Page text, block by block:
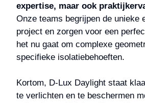
expertise, maar ook
Onze teams begrijpen de unieke
project en zorgen voor een
het nu gaat om complexe
specifieke isolatiebehoeften.
Kortom, D-Lux Daylight staat
te verlichten en te beschermen